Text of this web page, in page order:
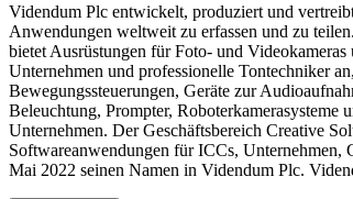
Videndum Plc entwickelt, produziert und
Anwendungen weltweit zu erfassen und zu
bietet Ausrüstungen für Foto- und
Unternehmen und professionelle Tontechniker
Bewegungssteuerungen, Geräte zur
Beleuchtung, Prompter,
Unternehmen. Der Geschäftsbereich Creative
Softwareanwendungen für ICCs, Unternehmen,
Mai 2022 seinen Namen in Videndum Plc.